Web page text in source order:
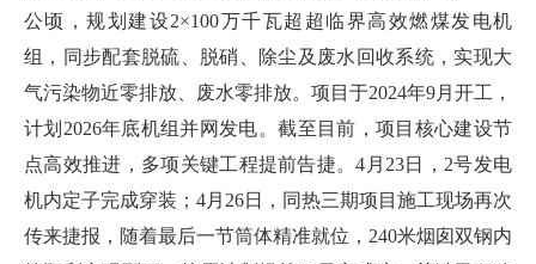
公顷，规划建设2×100万千瓦超超临界高效燃煤发电机
组，同步配套脱硫、脱硝、除尘及废水回收系统，实现大
气污染物近零排放、废水零排放。项目于2024年9月开工，
计划2026年底机组并网发电。截至目前，项目核心建设节
点高效推进，多项关键工程提前告捷。4月23日，2号发电
机内定子完成穿装；4月26日，同热三期项目施工现场再次
传来捷报，随着最后一节筒体精准就位，240米烟囱双钢内